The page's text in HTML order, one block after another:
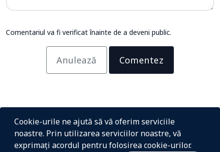
Comentariul va fi verificat înainte de a deveni public.
Anulează Comentez
Cookie-urile ne ajută să vă oferim serviciile
noastre. Prin utilizarea serviciilor noastre, vă
exprimați acordul pentru folosirea cookie-urilor.